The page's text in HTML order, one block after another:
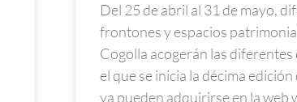
Del 25 de abril al 31 de mayo,
frontones y espacios
Cogolla acogerán las
el que se inicia la décima
ya pueden adquirirse en la web